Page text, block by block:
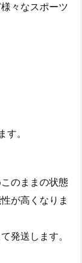
々なスポーツ
。
のままの状態
が高くなりま
発送します。